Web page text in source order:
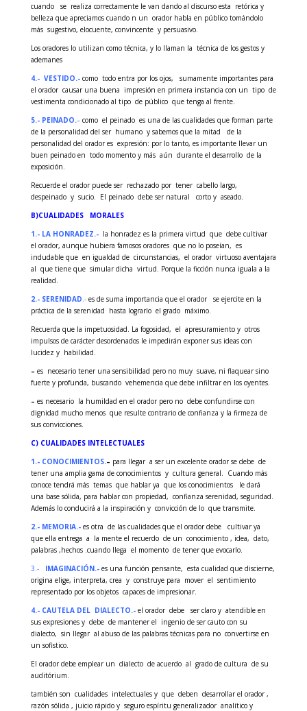
cuando se realiza correctamente le van dando al discurso esta retórica y
belleza que apreciamos cuando n un orador habla en público tomándolo
más sugestivo, elocuente, convincente y persuasivo.
Los oradores lo utilizan como técnica, y lo llaman la técnica de los gestos y
ademanes
4.- VESTIDO.- como todo entra por los ojos, sumamente importantes para
el orador causar una buena impresión en primera instancia con un tipo de
vestimenta condicionado al tipo de público que tenga al frente.
5.-PEINADO.–como el peinado es una de las cualidades que forman parte
de la personalidad del ser humano y sabemos que la mitad de la
personalidad del orador es expresión: por lo tanto, es importante llevar un
buen peinado en todo momento y más aún durante el desarrollo de la
exposición.
Recuerde el orador puede ser rechazado por tener cabello largo,
despeinado y sucio. El peinado debe ser natural corto y aseado.
B)CUALIDADES MORALES
1.- LA HONRADEZ.- la honradez es la primera virtud que debe cultivar
el orador, aunque hubiera famosos oradores que no lo poseían, es
indudable que en igualdad de circunstancias, el orador virtuoso aventajara
al que tiene que simular dicha virtud. Porque la ficción nunca iguala a la
realidad.
2.- SERENIDAD .-es de suma importancia que el orador se ejercite en la
práctica de la serenidad hasta lograrlo el grado máximo.
Recuerda que la impetuosidad. La fogosidad, el apresuramiento y otros
impulsos de carácter desordenados le impedirán exponer sus ideas con
lucidez y habilidad.
– es necesario tener una sensibilidad pero no muy suave, ni flaquear sino
fuerte y profunda, buscando vehemencia que debe infiltrar en los oyentes.
– es necesario la humildad en el orador pero no debe confundirse con
dignidad mucho menos que resulte contrario de confianza y la firmeza de
sus convicciones.
C) CUALIDADES INTELECTUALES
1.- CONOCIMIENTOS.– para llegar a ser un excelente orador se debe de
tener una amplia gama de conocimientos y cultura general. Cuando más
conoce tendrá más temas que hablar ya que los conocimientos le dará
una base sólida, para hablar con propiedad, confianza serenidad, seguridad.
Además lo conducirá a la inspiración y convicción de lo que transmite.
2.- MEMORIA.- es otra de las cualidades que el orador debe cultivar ya
que ella entrega a la mente el recuerdo de un conocimiento , idea, dato,
palabras ,hechos .cuando llega el momento de tener que evocarlo.
3.- IMAGINACIÓN.- es una función pensante, esta cualidad que discierne,
origina elige, interpreta, crea y construye para mover el sentimiento
representado por los objetos capaces de impresionar.
4.- CAUTELA DEL DIALECTO.- el orador debe ser claro y atendible en
sus expresiones y debe de mantener el ingenio de ser cauto con su
dialecto, sin llegar al abuso de las palabras técnicas para no convertirse en
un sofistico.
El orador debe emplear un dialecto de acuerdo al grado de cultura de su
auditórium.
también son cualidades intelectuales y que deben desarrollar el orador ,
razón sólida , juicio rápido y seguro espíritu generalizador analítico y